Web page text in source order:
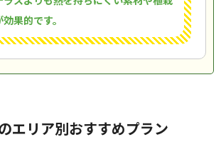
果的です。
エリア別おすすめプラン